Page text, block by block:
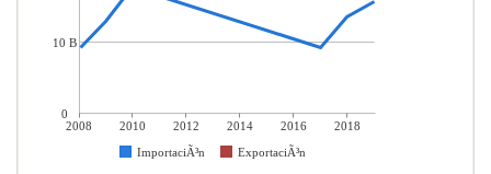
2008 2010 2012 2014 2016 2018
ImportaciÃ³n ExportaciÃ³n
10 B
0